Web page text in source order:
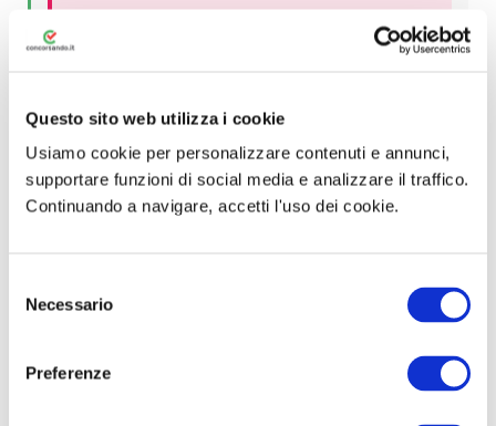
Questo sito web utilizza i cookie
Usiamo cookie per personalizzare contenuti e annunci,
supportare funzioni di social media e analizzare il traffico.
Continuando a navigare, accetti l'uso dei cookie.
Necessario
Preferenze
Perugia, in assenza di avviamenti dal
collocamento mirato, il Ministero
utilizzeràmodalità di selezione
alternativecomunicate con avvisi
una di queste tre sedi, monitora la GU per
i prossimi avvisi e tieni aggiornata questa